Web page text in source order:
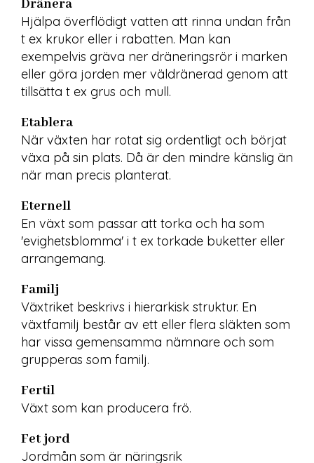
Dränera
Hjälpa överflödigt vatten att rinna undan från
t ex krukor eller i rabatten. Man kan
exempelvis gräva ner dräneringsrör i marken
eller göra jorden mer väldränerad genom att
tillsätta t ex grus och mull.
Etablera
När växten har rotat sig ordentligt och börjat
växa på sin plats. Då är den mindre känslig än
när man precis planterat.
Eternell
En växt som passar att torka och ha som
'evighetsblomma' i t ex torkade buketter eller
arrangemang.
Familj
Växtriket beskrivs i hierarkisk struktur. En
växtfamilj består av ett eller flera släkten som
har vissa gemensamma nämnare och som
grupperas som familj.
Fertil
Växt som kan producera frö.
Fet jord
Jordmån som är näringsrik